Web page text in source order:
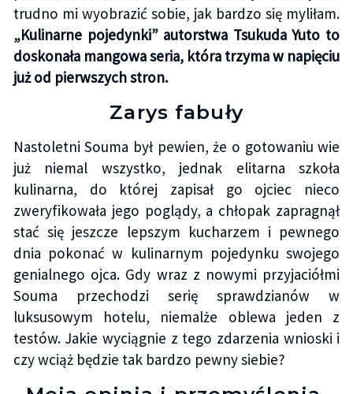
trudno mi wyobrazić sobie, jak bardzo się myliłam.
„Kulinarne pojedynki” autorstwa Tsukuda Yuto to
doskonała mangowa seria, która trzyma w napięciu
już od pierwszych stron.
Zarys fabuły
Nastoletni Souma był pewien, że o gotowaniu wie
już niemal wszystko, jednak elitarna szkoła
kulinarna, do której zapisał go ojciec nieco
zweryfikowała jego poglądy, a chłopak zapragnął
stać się jeszcze lepszym kucharzem i pewnego
dnia pokonać w kulinarnym pojedynku swojego
genialnego ojca. Gdy wraz z nowymi przyjaciółmi
Souma przechodzi serię sprawdzianów w
luksusowym hotelu, niemalże oblewa jeden z
testów. Jakie wyciągnie z tego zdarzenia wnioski i
czy wciąż będzie tak bardzo pewny siebie?